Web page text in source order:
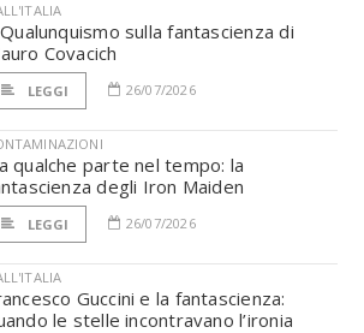
sulla fantascienza di
Covacich
LEGGI 26/07/2026
qualche parte nel tempo: la
degli Iron Maiden
LEGGI 26/07/2026
Guccini e la fantascienza:
le stelle incontravano l’ironia